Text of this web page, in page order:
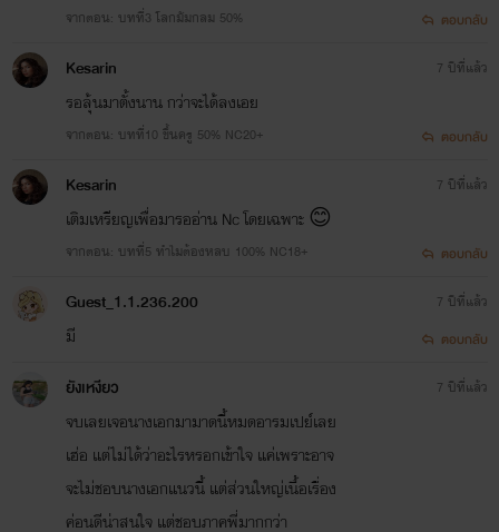
จากตอน: บทที่3 โลกมัมกลม 50% ตอบกลับ
Kesarin
รอลุ้นมาตั้งนาน กว่าจะได้ลงเอย
จากตอน: บทที่10 ขึ้นครู 50% NC20+
7 ปีที่แล้ว
ตอบกลับ
Kesarin
เติมเหรียญเพื่อมารออ่าน Nc โดยเฉพาะ 😊
จากตอน: บทที่5 ทำไมต้องหลบ 100% NC18+
7 ปีที่แล้ว
ตอบกลับ
Guest_1.1.236.200
มี
7 ปีที่แล้ว
ตอบกลับ
ยังเหงียว
จบเลยเจอนางเอกมามาดนี้หมดอารมเปย์เลย
เฮ่อ แต่ไม่ได้ว่าอะไรหรอกเข้าใจ แค่เพราะอาจ
จะไม่ชอบนางเอกแนวนี้ แต่ส่วนใหญ่เนื้อเรื่อง
ค่อนดีน่าสนใจ แต่ชอบภาคพี่มากกว่า
7 ปีที่แล้ว